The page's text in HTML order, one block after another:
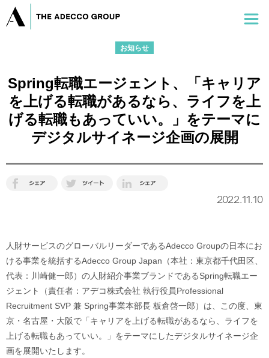
お知らせ
Spring転職エージェント、「キャリア
を上げる転職があるなら、ライフを上
げる転職もあっていい。」をテーマに
デジタルサイネージ企画の展開
2022.11.10
人財サービスのグローバルリーダーであるAdecco Groupの日本にお
ける事業を統括するAdecco Group Japan（本社：東京都千代田区、
代表：川崎健一郎）の人財紹介事業ブランドであるSpring転職エー
ジェント（責任者：アデコ株式会社 執行役員Professional
Recruitment SVP 兼 Spring事業本部長 板倉啓一郎）は、この度、東
京・名古屋・大阪で「キャリアを上げる転職があるなら、ライフを
上げる転職もあっていい。」をテーマにしたデジタルサイネージ企
画を展開いたします。